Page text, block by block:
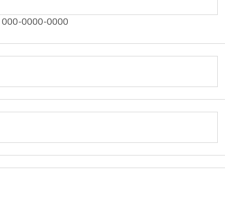
0000-0000